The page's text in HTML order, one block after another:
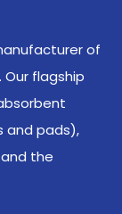
of
flagship
and pads),
the